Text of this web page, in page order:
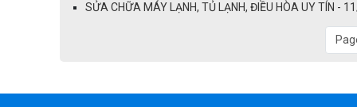
SỬA CHỮA MÁY LẠNH, TỦ LẠNH, ĐIỀU HÒA UY TÍN -